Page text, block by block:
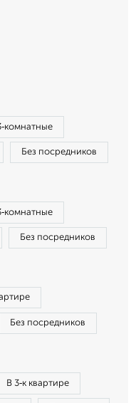
Без посредников
Без посредников
Без посредников
В 3‑к квартире